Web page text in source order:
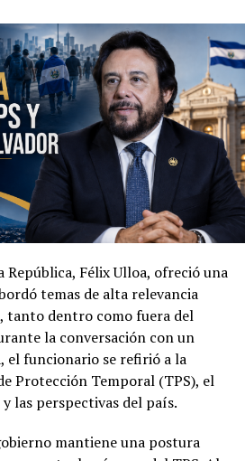
ELECCIONES INTERNAS
HUGO MARTÍNEZ
PRECANDIDATO PRESIDENCIAL
que no participara en la
FMLN por la Presidenciales
de Guazapa
República, Félix Ulloa, ofreció una
temas de alta relevancia
tanto dentro como fuera del
la conversación con un
el funcionario se refirió a la
Protección Temporal (TPS), el
las perspectivas del país.
mantiene una postura